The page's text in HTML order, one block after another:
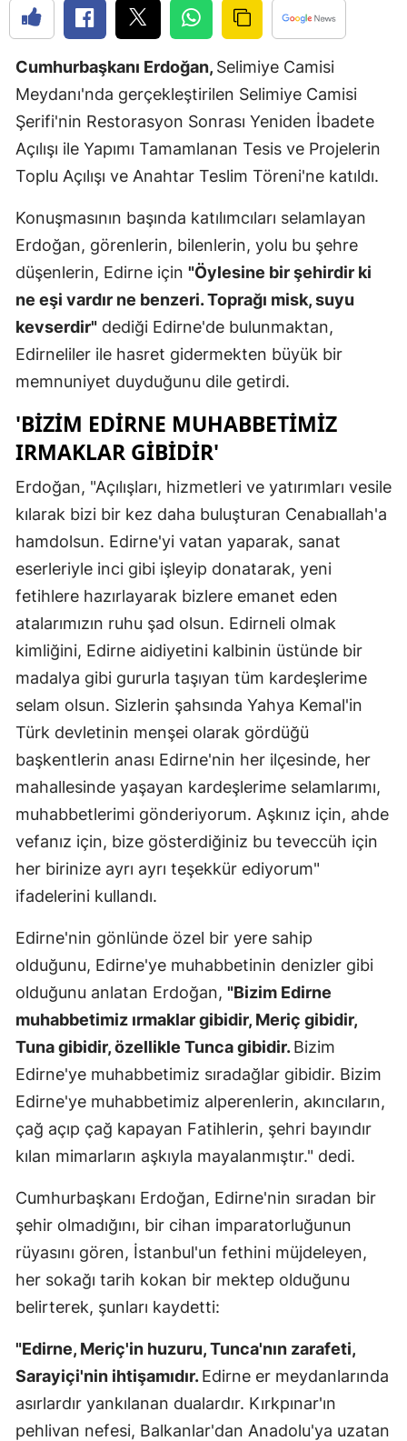
Gaziantep
Giresun
Gümüşhane
Hakkari
Hatay
Mersin
İstanbul
Kars
Kayseri
Kırşehir
Kocaeli
Kütahya
Malatya
Mardin
Muş
Sakarya
Samsun
Siirt
Sinop
Tokat
Trabzon
Şanlıurfa
Uşak
Van
Cumhurbaşkanı Erdoğan, Selimiye Camisi
Meydanı'nda gerçekleştirilen Selimiye Camisi
Şerifi'nin Restorasyon Sonrası Yeniden İbadete
Açılışı ile Yapımı Tamamlanan Tesis ve Projelerin
Toplu Açılışı ve Anahtar Teslim Töreni'ne katıldı.
Konuşmasının başında katılımcıları selamlayan
Erdoğan, görenlerin, bilenlerin, yolu bu şehre
düşenlerin, Edirne için "Öylesine bir şehirdir ki
ne eşi vardır ne benzeri. Toprağı misk, suyu
kevserdir" dediği Edirne'de bulunmaktan,
Edirneliler ile hasret gidermekten büyük bir
memnuniyet duyduğunu dile getirdi.
'BIZIM EDIRNE MUHABBETIMIZ
IRMAKLAR GIBIDIR'
Erdoğan, "Açılışları, hizmetleri ve yatırımları vesile
kılarak bizi bir kez daha buluşturan Cenabıallah'a
hamdolsun. Edirne'yi vatan yaparak, sanat
eserleriyle inci gibi işleyip donatarak, yeni
fetihlere hazırlayarak bizlere emanet eden
atalarımızın ruhu şad olsun. Edirneli olmak
kimliğini, Edirne aidiyetini kalbinin üstünde bir
madalya gibi gururla taşıyan tüm kardeşlerime
selam olsun. Sizlerin şahsında Yahya Kemal'in
Türk devletinin menşei olarak gördüğü
başkentlerin anası Edirne'nin her ilçesinde, her
mahallesinde yaşayan kardeşlerime selamlarımı,
muhabbetlerimi gönderiyorum. Aşkınız için, ahde
vefanız için, bize gösterdiğiniz bu teveccüh için
her birinize ayrı ayrı teşekkür ediyorum"
ifadelerini kullandı.
Edirne'nin gönlünde özel bir yere sahip
olduğunu, Edirne'ye muhabbetinin denizler gibi
olduğunu anlatan Erdoğan, "Bizim Edirne
muhabbetimiz ırmaklar gibidir, Meriç gibidir,
Tuna gibidir, özellikle Tunca gibidir.Bizim
Edirne'ye muhabbetimiz sıradağlar gibidir. Bizim
Edirne'ye muhabbetimiz alperenlerin, akıncıların,
çağ açıp çağ kapayan Fatihlerin, şehri bayındır
kılan mimarların aşkıyla mayalanmıştır." dedi.
Cumhurbaşkanı Erdoğan, Edirne'nin sıradan bir
şehir olmadığını, bir cihan imparatorluğunun
rüyasını gören, İstanbul'un fethini müjdeleyen,
her sokağı tarih kokan bir mektep olduğunu
belirterek, şunları kaydetti:
"Edirne, Meriç'in huzuru, Tunca'nın zarafeti,
Sarayiçi'nin ihtişamıdır.Edirne er meydanlarında
asırlardır yankılanan dualardır. Kırkpınar'ın
pehlivan nefesi, Balkanlar'dan Anadolu'ya uzatan